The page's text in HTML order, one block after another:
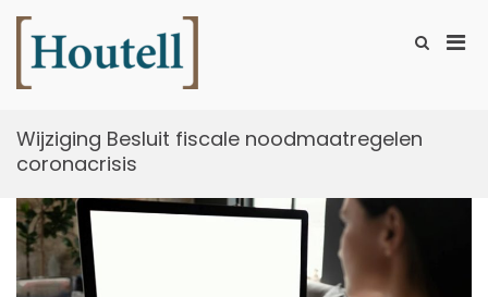
naar
inhoud
Toon
Wijziging Besluit fiscale noodmaatregelen
coronacrisis